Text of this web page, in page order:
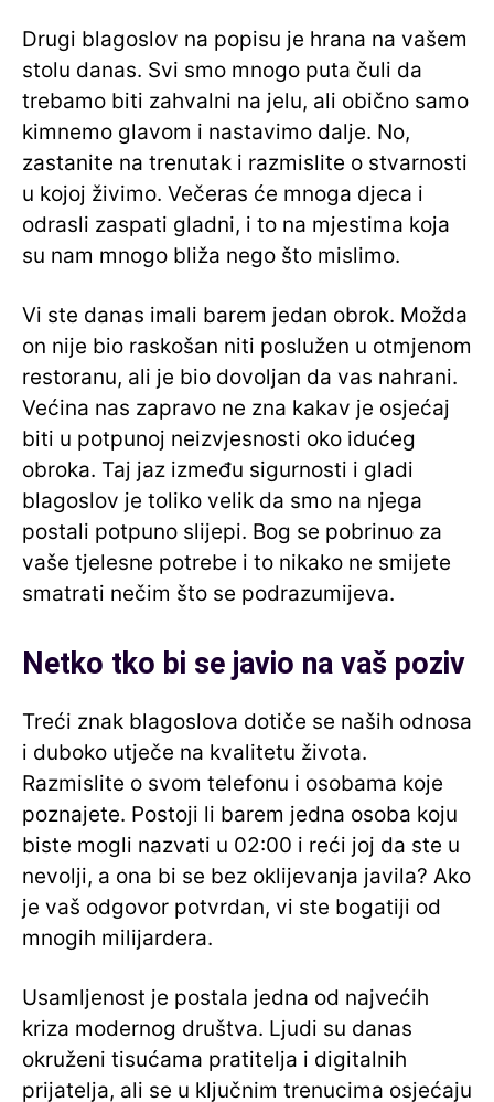
Drugi blagoslov na popisu je hrana na vašem
stolu danas. Svi smo mnogo puta čuli da
trebamo biti zahvalni na jelu, ali obično samo
kimnemo glavom i nastavimo dalje. No,
zastanite na trenutak i razmislite o stvarnosti
u kojoj živimo. Večeras će mnoga djeca i
odrasli zaspati gladni, i to na mjestima koja
su nam mnogo bliža nego što mislimo.
Vi ste danas imali barem jedan obrok. Možda
on nije bio raskošan niti poslužen u otmjenom
restoranu, ali je bio dovoljan da vas nahrani.
Većina nas zapravo ne zna kakav je osjećaj
biti u potpunoj neizvjesnosti oko idućeg
obroka. Taj jaz između sigurnosti i gladi
blagoslov je toliko velik da smo na njega
postali potpuno slijepi. Bog se pobrinuo za
vaše tjelesne potrebe i to nikako ne smijete
smatrati nečim što se podrazumijeva.
Netko tko bi se javio na vaš poziv
Treći znak blagoslova dotiče se naših odnosa
i duboko utječe na kvalitetu života.
Razmislite o svom telefonu i osobama koje
poznajete. Postoji li barem jedna osoba koju
biste mogli nazvati u 02:00 i reći joj da ste u
nevolji, a ona bi se bez oklijevanja javila? Ako
je vaš odgovor potvrdan, vi ste bogatiji od
mnogih milijardera.
Usamljenost je postala jedna od najvećih
kriza modernog društva. Ljudi su danas
okruženi tisućama pratitelja i digitalnih
prijatelja, ali se u ključnim trenucima osjećaju